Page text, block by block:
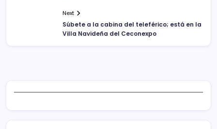
Next
Súbete a la cabina del teleférico; está en la
Villa Navideña del Ceconexpo